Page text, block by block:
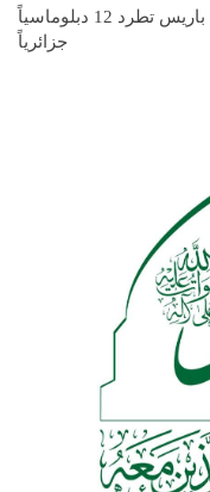
باريس تطرد 12 دبلوماسياً
جزائرياً